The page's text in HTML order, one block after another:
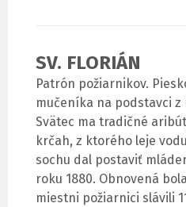
SV. FLORIÁN
Patrón požiarnikov.
mučeníka na podstavci
Svätec ma tradičné
krčah, z ktorého leje
sochu dal postaviť
roku 1880. Obnovená
miestni požiarnici slávili